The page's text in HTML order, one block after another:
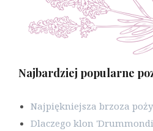
Najbardziej popularne
Najpiękniejsza brzoza
Dlaczego klon